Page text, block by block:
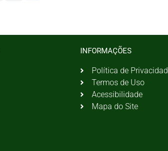
INFORMAÇÕES
Política de
Termos de Uso
Acessibilidade
Mapa do Site